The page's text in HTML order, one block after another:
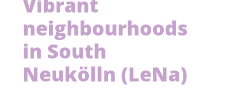
neighbourhoods
in South
Neukölln (LeNa)